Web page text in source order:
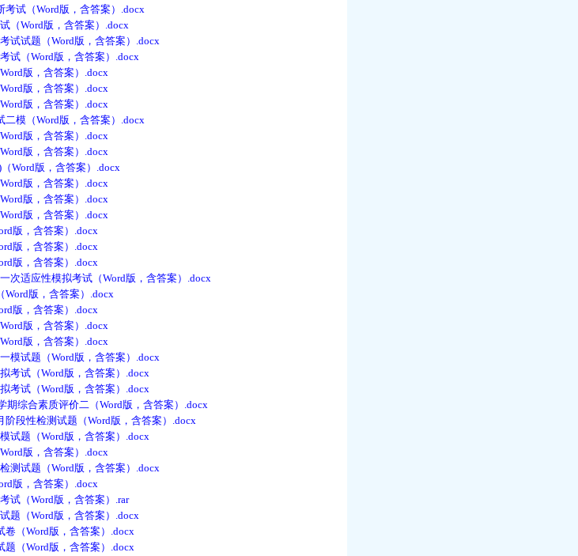
试（Word版，含答案）.docx
Word版，含答案）.docx
试题（Word版，含答案）.docx
（Word版，含答案）.docx
版，含答案）.docx
版，含答案）.docx
版，含答案）.docx
模（Word版，含答案）.docx
版，含答案）.docx
版，含答案）.docx
Word版，含答案）.docx
版，含答案）.docx
版，含答案）.docx
版，含答案）.docx
版，含答案）.docx
版，含答案）.docx
版，含答案）.docx
适应性模拟考试（Word版，含答案）.docx
版，含答案）.docx
版，含答案）.docx
版，含答案）.docx
版，含答案）.docx
试题（Word版，含答案）.docx
试（Word版，含答案）.docx
试（Word版，含答案）.docx
综合素质评价二（Word版，含答案）.docx
段性检测试题（Word版，含答案）.docx
题（Word版，含答案）.docx
版，含答案）.docx
试题（Word版，含答案）.docx
版，含答案）.docx
（Word版，含答案）.rar
（Word版，含答案）.docx
（Word版，含答案）.docx
（Word版，含答案）.docx